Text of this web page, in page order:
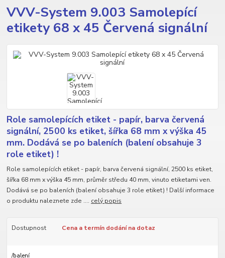
VVV-System 9.003 Samolepící
etikety 68 x 45 Červená signální
Role samolepících etiket - papír, barva červená
signální, 2500 ks etiket, šířka 68 mm x výška 45
mm. Dodává se po baleních (balení obsahuje 3
role etiket) !
Role samolepících etiket - papír, barva červená signální, 2500 ks etiket,
šířka 68 mm x výška 45 mm, průměr středu 40 mm, vinuto etiketami ven.
Dodává se po baleních (balení obsahuje 3 role etiket) ! Další informace
o produktu naleznete zde .... celý popis
Dostupnost Cena a termín dodání na dotaz
/balení